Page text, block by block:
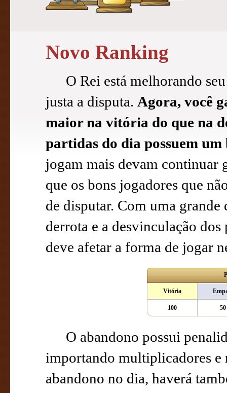
Novo Ranking
O Rei está melhorando
justa a disputa. Agora, você
maior na vitória do que na
partidas do dia possuem um
jogam mais devam continuar
que os bons jogadores que
de disputar. Com uma
derrota e a desvinculação
deve afetar a forma de jogar
Vitória
100 50
O abandono possui
importando multiplicadores e
abandono no dia, haverá